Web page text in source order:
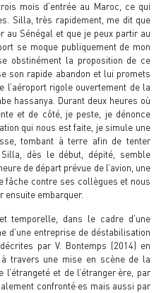
mois d’entrée au Maroc, ce qui
Silla, très rapidement, me dit que
au Sénégal et que je peux partir au
se moque publiquement de mon
obstinément la proposition de ce
son rapide abandon et lui promets
l’aéroport rigole ouvertement de la
hassanya. Durant deux heures où
et de côté, je peste, je dénonce
qui nous est faite, je simule une
tombant à terre afin de tenter
dès le début, dépité, semble
de départ prévue de l’avion, une
fâche contre ses collègues et nous
ensuite embarquer.
temporelle, dans le cadre d’une
d’une entreprise de déstabilisation
par V. Bontemps (2014) en
travers une mise en scène de la
et de l’étranger·ère, par
confronté·es mais aussi par